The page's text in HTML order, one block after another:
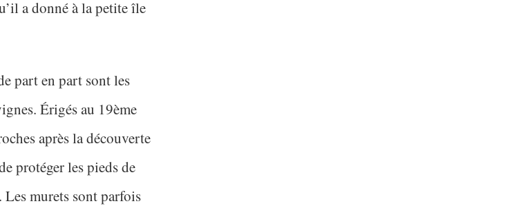
a donné à la petite île
part en part sont les
Érigés au 19ème
après la découverte
protéger les pieds de
murets sont parfois